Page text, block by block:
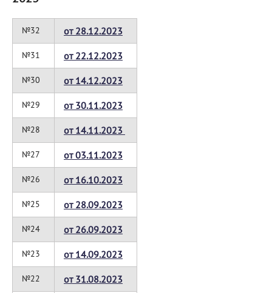
№32 от 28.12.2023
№31 от 22.12.2023
№30 от 14.12.2023
№29 от 30.11.2023
№28 от 14.11.2023
№27 от 03.11.2023
№26 от 16.10.2023
№25 от 28.09.2023
№24 от 26.09.2023
№23 от 14.09.2023
№22 от 31.08.2023